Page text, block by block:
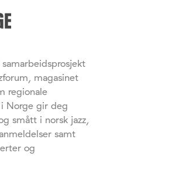
magasinet
regionale
i Norge gir deg
smått i norsk jazz,
samt
og